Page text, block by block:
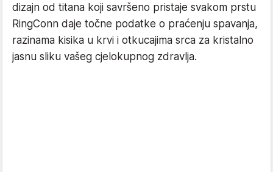
dizajn od titana koji savršeno pristaje svakom prstu
RingConn daje točne podatke o praćenju spavanja,
razinama kisika u krvi i otkucajima srca za kristalno
jasnu sliku vašeg cjelokupnog zdravlja.